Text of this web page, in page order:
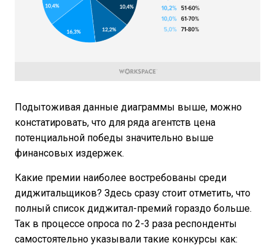
Подытоживая данные диаграммы выше, можно
констатировать, что для ряда агентств цена
потенциальной победы значительно выше
финансовых издержек.
Какие премии наиболее востребованы среди
диджитальщиков? Здесь сразу стоит отметить, что
полный список диджитал-премий гораздо больше.
Так в процессе опроса по 2-3 раза респонденты
самостоятельно указывали такие конкурсы как: